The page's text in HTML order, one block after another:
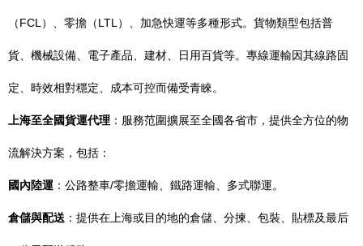
（FCL）、零擔（LTL）、加急快運等多種形式。貨物類型包括普
貨、機械設備、電子產品、建材、日用百貨等。專線運輸因其線路固
定、時效相對穩定、成本可控而備受青睞。
上海至全國貨運代理 ：服務范圍擴展至全國各省市，提供全方位的物
流解決方案，包括：
國內陸運 ：公路整車/零擔運輸、鐵路運輸、多式聯運。
倉儲與配送 ：提供在上海或目的地的倉儲、分揀、包裝、貼標及最后